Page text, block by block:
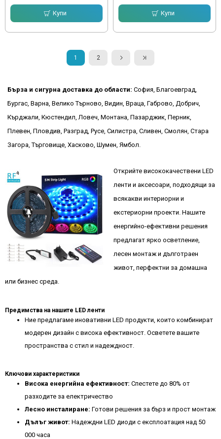
Открийте висококачествени LED
ленти и аксесоари, подходящи за
всякакви интериорни и
екстериорни проекти. Нашите
енергийно-ефективни решения
предлагат ярко осветление,
лесен монтаж и дълготраен
живот, перфектни за домашна
или бизнес среда.
Предимства на нашите LED ленти
Ние предлагаме иновативни LED продукти, които комбинират
модерен дизайн с висока ефективност. Осветете вашите
пространства с стил и надеждност.
Ключови характеристики
Висока енергийна ефективност: Спестете до 80% от
разходите за електричество
Лесно инсталиране: Готови решения за бърз и прост монтаж
Дълъг живот: Надеждни LED диоди с експлоатация над 50
000 часа
Купи Купи
1 2
Бърза и сигурна доставка до области: София, Благоевград,
Бургас, Варна, Велико Търново, Видин, Враца, Габрово, Добрич,
Кърджали, Кюстендил, Ловеч, Монтана, Пазарджик, Перник,
Плевен, Пловдив, Разград, Русе, Силистра, Сливен, Смолян, Стара
Загора, Търговище, Хасково, Шумен, Ямбол.